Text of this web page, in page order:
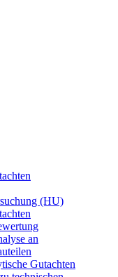
(HU)
an
Gutachten